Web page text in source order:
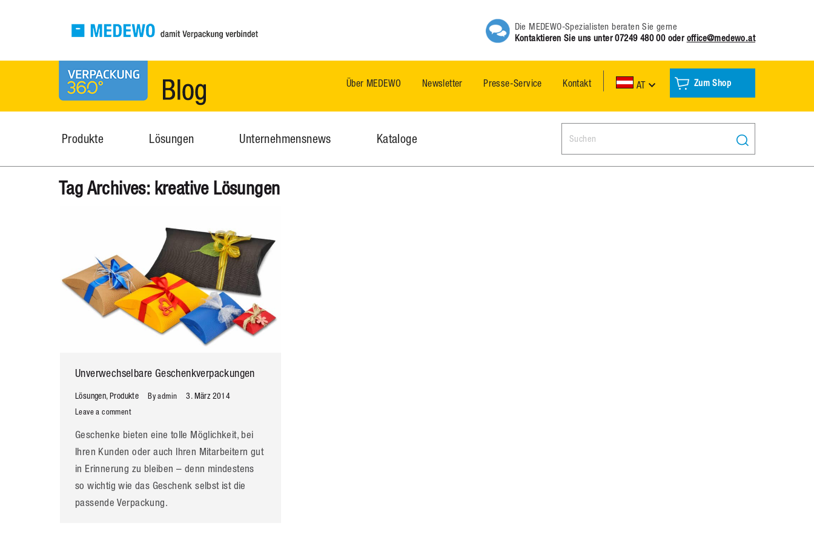
Die MEDEWO-Spezialisten beraten Sie gerne
Kontaktieren Sie uns unter07249 480 00oder office@medewo.at
MEDEWO Verpackungen
News Über MEDEWO Newsletter Presse-Service Kontakt AT Zum Shop
Produkte Lösungen Unternehmensnews Kataloge
Tag Archives: kreative Lösungen
Unverwechselbare Geschenkverpackungen
Lösungen,Produkte Byadmin 3. März 2014
Leave a comment
Geschenke bieten eine tolle Möglichkeit, bei
Ihren Kunden oder auch Ihren Mitarbeitern gut
in Erinnerung zu bleiben – denn mindestens
so wichtig wie das Geschenk selbst ist die
passende Verpackung.